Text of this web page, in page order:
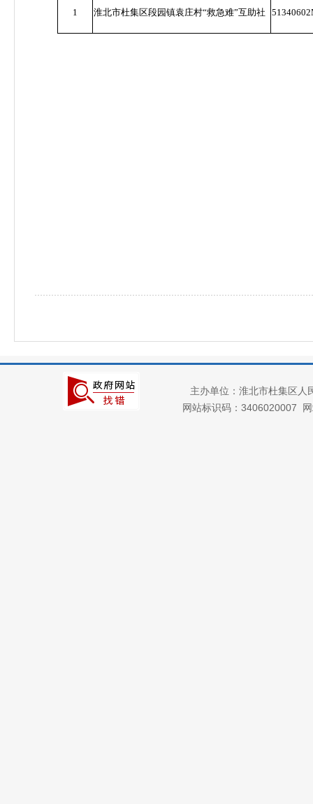
1 淮北市杜集区段园镇袁庄村“救急难”互助社
主办单位：淮北市杜集区
网站标识码：3406020007